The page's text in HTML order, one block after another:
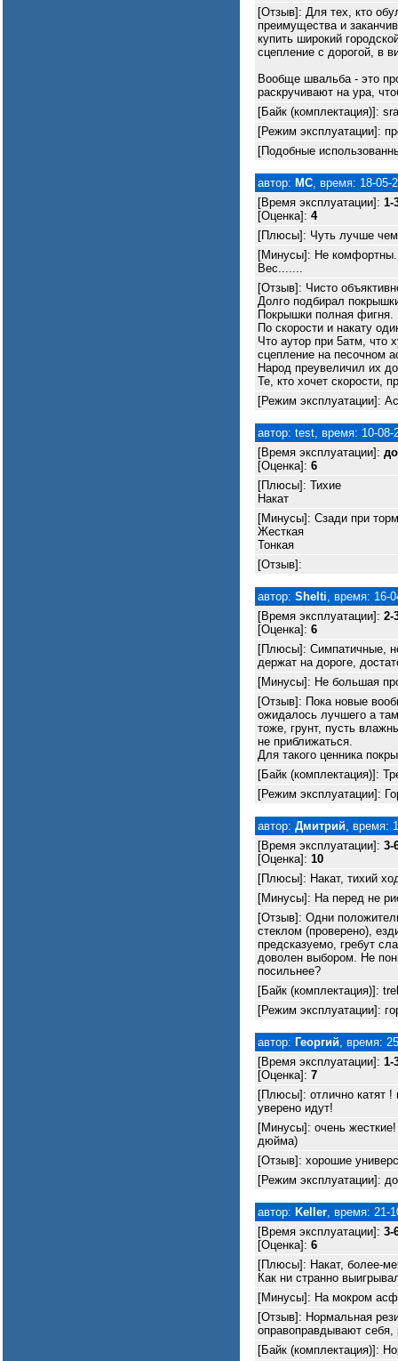
[Отзыв]: Для тех, кто
преимущества и
купить широкий
сцепление с дорогой, в
Вообще швальба - это
раскручивают на ура,
[Байк (комплектация)]:
[Режим эксплуатации]:
[Подобные
автор: МС, время: 18-05-
[Время эксплуатации]: 1-
[Оценка]: 4
[Плюсы]: Чуть лучше чем
[Минусы]: Не комфортны.
Вес.......
[Отзыв]: Чисто
Долго подбирал
Покрышки полная фигня.
По скорости и накату
Что аутор при 5атм, что
сцепление на песочном
Народ преувеличил их
Те, кто хочет скорости,
[Режим эксплуатации]:
автор: test, время: 10-08-
[Время эксплуатации]:
[Оценка]: 6
[Плюсы]: Тихие
Накат
[Минусы]: Сзади при
Жесткая
Тонкая
[Отзыв]:
автор: Shelti, время: 16-
[Время эксплуатации]: 2-
[Оценка]: 6
[Плюсы]: Симпатичные,
держат на дороге,
[Минусы]: Не большая
[Отзыв]: Пока новые
ожидалось лучшего а
тоже, грунт, пусть
не приближаться.
Для такого ценника
[Байк (комплектация)]:
[Режим эксплуатации]:
автор: Дмитрий, время:
[Время эксплуатации]: 3-
[Оценка]: 10
[Плюсы]: Накат, тихий
[Минусы]: На перед не
[Отзыв]: Одни
стеклом (проверено),
предсказуемо, гребут
доволен выбором. Не
посильнее?
[Байк (комплектация)]:
[Режим эксплуатации]:
автор: Георгий, время:
[Время эксплуатации]: 1-
[Оценка]: 7
[Плюсы]: отлично катят !
уверено идут!
[Минусы]: очень
дюйма)
[Отзыв]: хорошие
[Режим эксплуатации]:
автор: Keller, время: 21-
[Время эксплуатации]: 3-
[Оценка]: 6
[Плюсы]: Накат, более-
Как ни странно
[Минусы]: На мокром
[Отзыв]: Нормальная
оправоправдывают
[Байк (комплектация)]: